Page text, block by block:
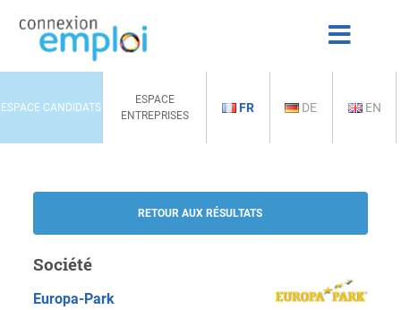
ESPACE CANDIDATS
ESPACE
ENTREPRISES
FR DE EN
RETOUR AUX RÉSULTATS
Société
Europa-Park